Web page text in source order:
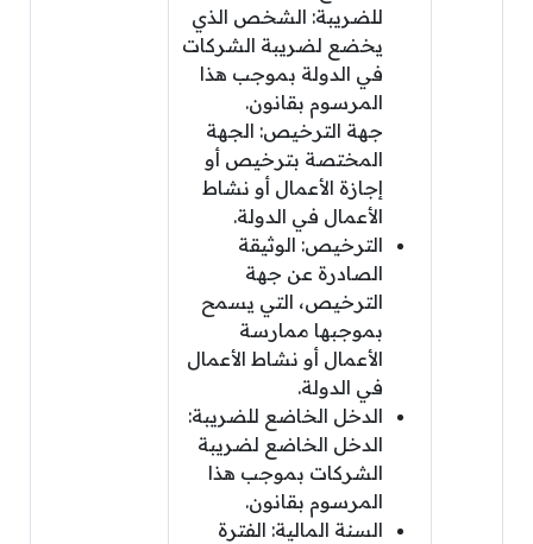
للضريبة: الشخص الذي
يخضع لضريبة الشركات
في الدولة بموجب هذا
المرسوم بقانون.
جهة الترخيص: الجهة
المختصة بترخيص أو
إجازة الأعمال أو نشاط
الأعمال في الدولة.
الترخيص: الوثيقة
الصادرة عن جهة
الترخيص، التي يسمح
بموجبها ممارسة
الأعمال أو نشاط الأعمال
في الدولة.
الدخل الخاضع للضريبة:
الدخل الخاضع لضريبة
الشركات بموجب هذا
المرسوم بقانون.
السنة المالية: الفترة